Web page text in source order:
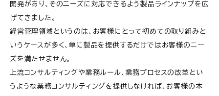
開発があり、そのニーズに対応できるよう製品ラインナップを広
げてきました。
経営管理領域というのは、お客様にとって初めての取り組みと
いうケースが多く、単に製品を提供するだけではお客様のニー
ズを満たせません。
上流コンサルティングや業務ルール、業務プロセスの改革とい
うような業務コンサルティングを提供しなければ、お客様の本